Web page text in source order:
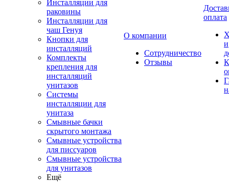
Инсталляции для
раковины
Инсталляции для
чаш Генуя
Кнопки для
инсталляций
Комплекты
крепления для
инсталляций
унитазов
Системы
инсталляции для
унитаза
Смывные бачки
скрытого монтажа
Смывные устройства
для писсуаров
Смывные устройства
для унитазов
Ещё
О компании
Сотрудничество
Отзывы
оплата
и